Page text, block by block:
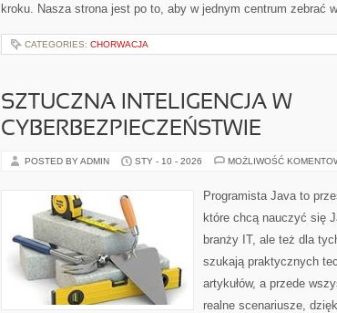
kroku. Nasza strona jest po to, aby w jednym centrum zebrać
CATEGORIES: CHORWACJA
SZTUCZNA INTELIGENCJA W
CYBERBEZPIECZEŃSTWIE
POSTED BY ADMIN STY - 10 - 2026 MOŻLIWOŚĆ
Programista Java to
które chcą nauczyć się
branży IT, ale też dla
szukają praktycznych
artykułów, a przede
realne scenariusze,